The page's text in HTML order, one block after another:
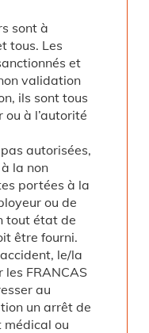
sont à
tous. Les
et
validation
ils sont tous
ou à l’autorité
autorisées,
la non
portées à la
ou de
tout état de
être fourni.
le/la
FRANCAS
au
un arrêt de
ou